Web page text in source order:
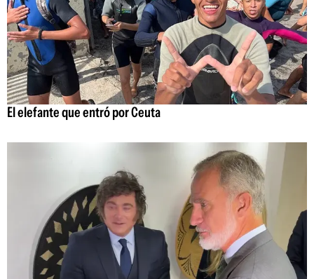
El elefante que entró por Ceuta